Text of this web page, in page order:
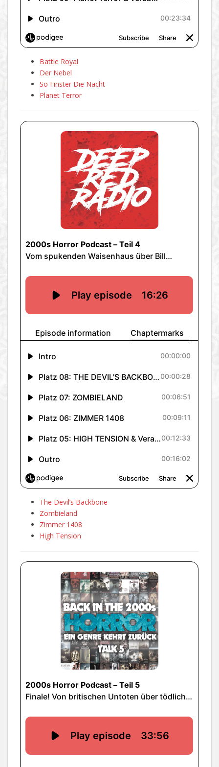
Battle Royal
Der Nebel
So Finster Die Nacht
Planet Terror
The Devil’s Backbone
Zombieland
Zimmer 1408
High Tension